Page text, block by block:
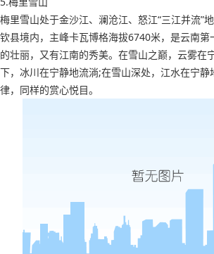
梅里雪山处于金沙江、澜沧江、怒江“三江并流”
钦县境内，主峰卡瓦博格海拔6740米，是云南
的壮丽，又有江南的秀美。在雪山之巅，云雾在
下，冰川在宁静地流淌;在雪山深处，江水在宁
律，同样的赏心悦目。